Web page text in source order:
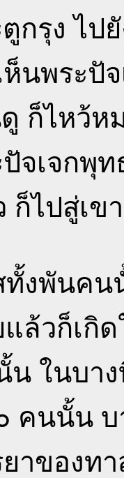
ตูกรุง ไ
นพระปั
ดู ก็ไหว้ห
จเจกพุ
ก็ไปสู่เข
ทั้งพันคน
แล้วก็เกิ
น ในบาง
คนนั้น บ
าของท